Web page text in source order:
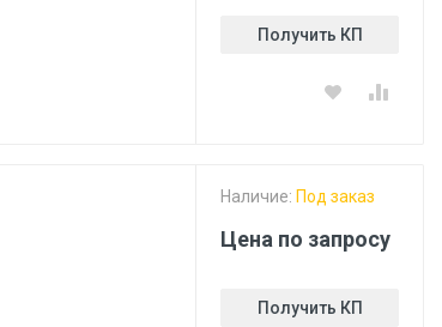
Получить КП
Наличие: Под заказ
Цена по запросу
Получить КП